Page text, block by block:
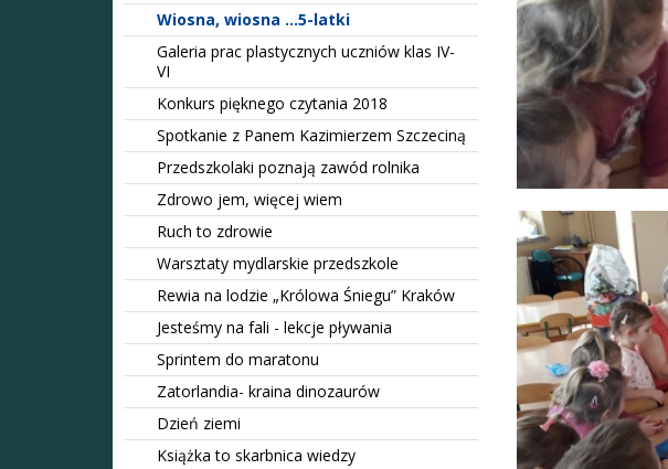
Wiosna, wiosna ...5-latki
Galeria prac plastycznych uczniów klas IV-
VI
Konkurs pięknego czytania 2018
Spotkanie z Panem Kazimierzem Szczeciną
Przedszkolaki poznają zawód rolnika
Zdrowo jem, więcej wiem
Ruch to zdrowie
Warsztaty mydlarskie przedszkole
Rewia na lodzie „Królowa Śniegu” Kraków
Jesteśmy na fali - lekcje pływania
Sprintem do maratonu
Zatorlandia- kraina dinozaurów
Dzień ziemi
Książka to skarbnica wiedzy